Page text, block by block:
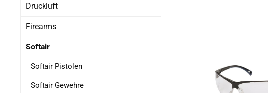
Druckluft
Firearms
Softair
Softair Pistolen
Softair Gewehre